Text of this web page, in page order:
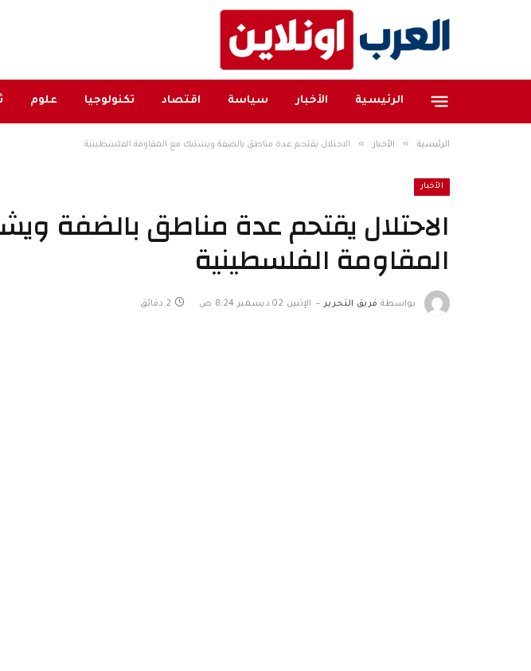
الرئيسية الأخبار سياسة اقتصاد تكنولوجيا علوم
الرئيسية » الأخبار » الاحتلال يقتحم عدة مناطق بالضفة ويشتبك مع المقاومة الفلسطينية
الأخبار
الاحتلال يقتحم عدة مناطق بالضفة
المقاومة الفلسطينية
بواسطة فريق التحرير الإثنين 02 ديسمبر 8:24 ص 2 دقائق